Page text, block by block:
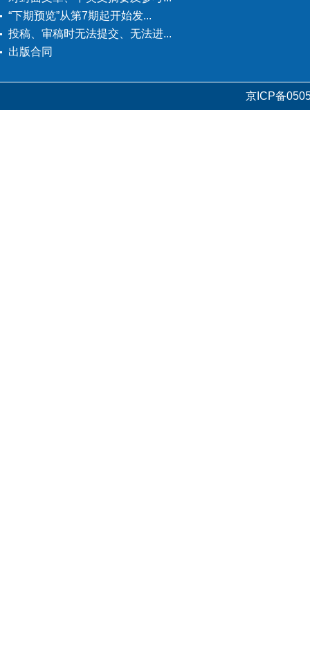
“下期预览”从第7期起开始发...
投稿、审稿时无法提交、无法进...
出版合同
京ICP备